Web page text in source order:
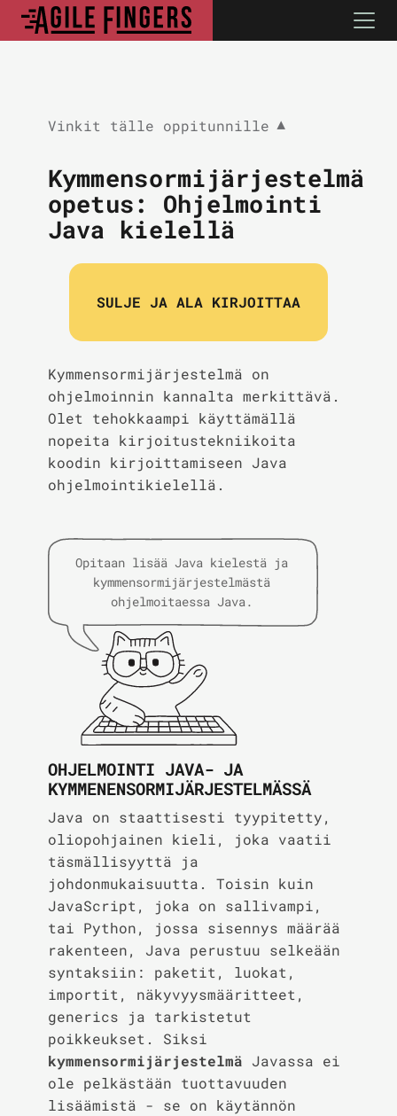
Vinkit tälle oppitunnille ▼
Kymmensormijärjestelmä
opetus: Ohjelmointi
Java kielellä
SULJE JA ALA KIRJOITTAA
Kymmensormijärjestelmä on
ohjelmoinnin kannalta merkittävä.
Olet tehokkaampi käyttämällä
nopeita kirjoitustekniikoita
koodin kirjoittamiseen Java
ohjelmointikielellä.
Opitaan lisää Java kielestä ja
kymmensormijärjestelmästä
ohjelmoitaessa Java.
OHJELMOINTI JAVA- JA
KYMMENENSORMIJÄRJESTELMÄSSÄ
Java on staattisesti tyypitetty,
oliopohjainen kieli, joka vaatii
täsmällisyyttä ja
johdonmukaisuutta. Toisin kuin
JavaScript, joka on sallivampi,
tai Python, jossa sisennys määrää
rakenteen, Java perustuu selkeään
syntaksiin: paketit, luokat,
importit, näkyvyysmääritteet,
generics ja tarkistetut
poikkeukset. Siksi
kymmensormijärjestelmä Javassa ei
ole pelkästään tuottavuuden
lisäämistä - se on käytännön